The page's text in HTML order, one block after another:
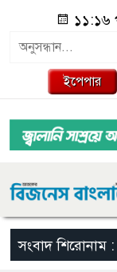
১১:১৬
ইপেপার
সংবাদ শিরোনাম :